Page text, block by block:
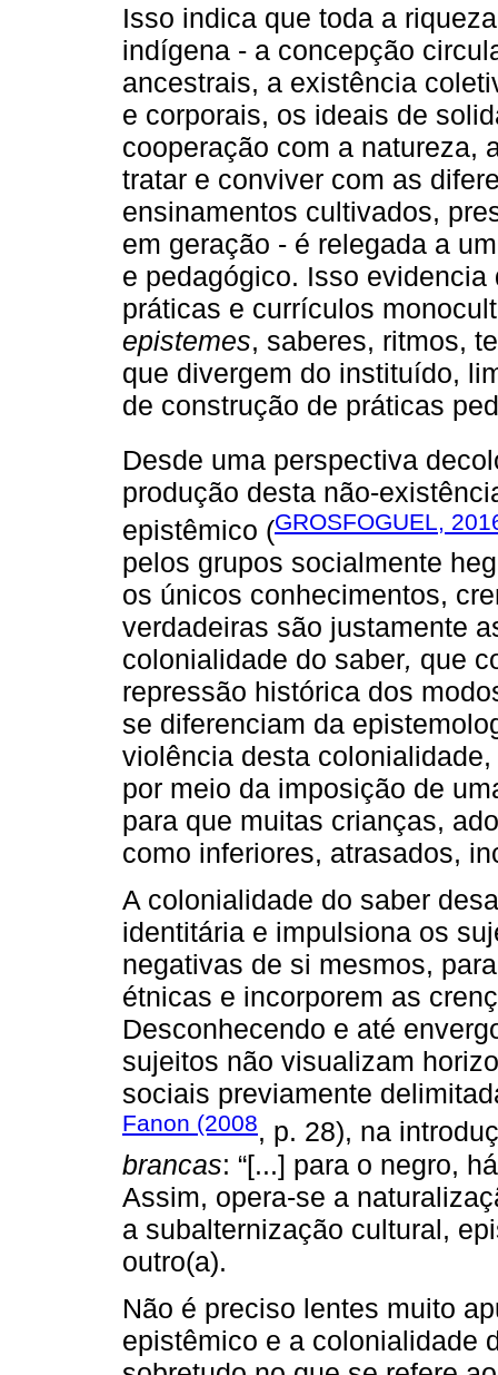
Isso indica que toda a
indígena - a concepção
ancestrais, a existência
e corporais, os ideais de
cooperação com a natureza,
tratar e conviver com as
ensinamentos cultivados,
em geração - é relegada a
e pedagógico. Isso
práticas e currículos
epistemes, saberes, ritmos,
que divergem do instituído,
de construção de práticas
Desde uma perspectiva
produção desta não-
epistêmico (GROSFOGUEL,
pelos grupos socialmente
os únicos conhecimentos,
verdadeiras são justamente
colonialidade do saber, que
repressão histórica dos
se diferenciam da
violência desta
por meio da imposição de
para que muitas crianças,
como inferiores, atrasados,
A colonialidade do saber
identitária e impulsiona os
negativas de si mesmos,
étnicas e incorporem as
Desconhecendo e até
sujeitos não visualizam
sociais previamente
Fanon (2008, p. 28), na
brancas: “[...] para o negro,
Assim, opera-se a
a subalternização cultural,
outro(a).
Não é preciso lentes muito
epistêmico e a colonialidade